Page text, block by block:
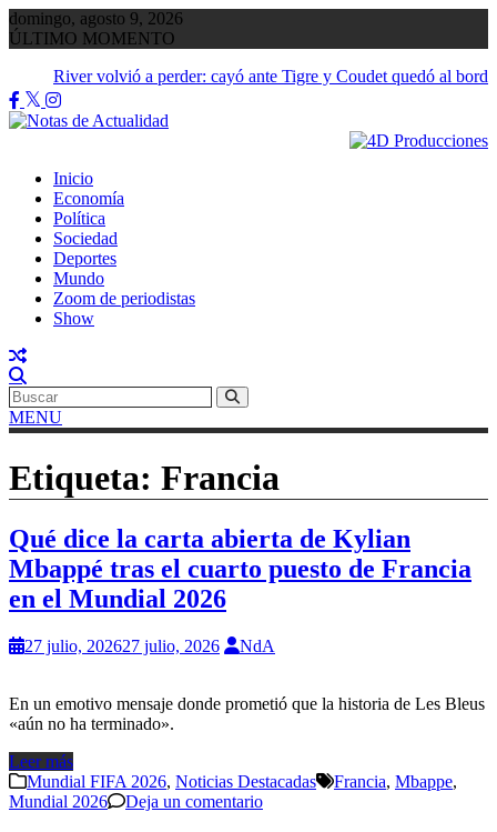
Saltar
al
domingo, agosto 9, 2026
ÚLTIMO MOMENTO
River volvió a perder: cayó ante Tigre y Coudet quedó al
abismo
Inicio
Economía
Política
Sociedad
Deportes
Mundo
Zoom de periodistas
Show
MENU
Etiqueta: Francia
Qué dice la carta abierta de Kylian
Mbappé tras el cuarto puesto de Francia
en el Mundial 2026
27 julio, 202627 julio, 2026 NdA
En un emotivo mensaje donde prometió que la historia de Les Bleus
«aún no ha terminado».
Leer más
Mundial FIFA 2026, Noticias Destacadas Francia, Mbappe,
Mundial 2026
Deja un comentario